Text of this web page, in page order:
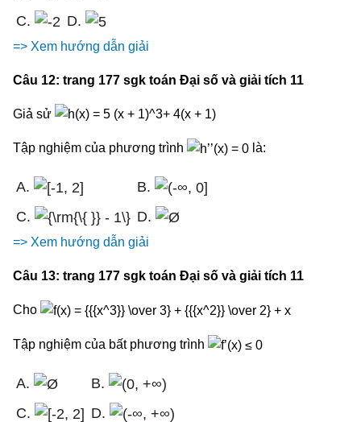
C.
D.
=> Xem hướng dẫn giải
Câu 12: trang 177 sgk toán Đại số và giải tích 11
Giả sử
Tập nghiệm của phương trình là:
A.
B.
C.
D.
=> Xem hướng dẫn giải
Câu 13: trang 177 sgk toán Đại số và giải tích 11
Cho
Tập nghiệm của bất phương trình
A.
B.
C.
D.